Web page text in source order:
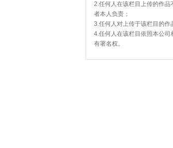
2.任何人在该栏目上传的作
者本人负责；
3.任何人对上传于该栏目的作
4.任何人在该栏目依照本公
有署名权。